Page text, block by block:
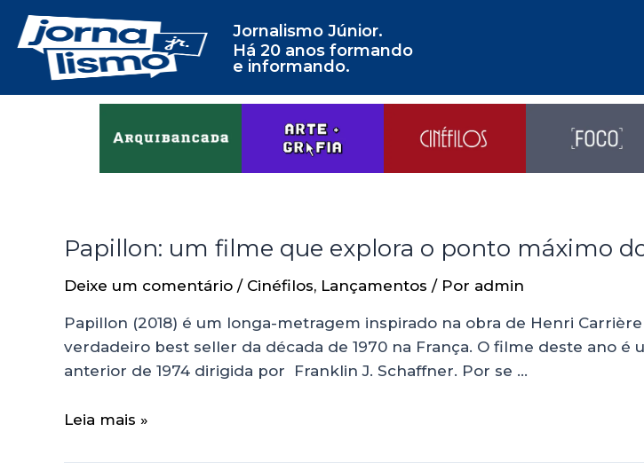
Jornalismo Júnior.
Há 20 anos formando
e informando.
Papillon: um filme que explora o ponto máximo
Deixe um comentário / Cinéfilos, Lançamentos / Por admin
Papillon (2018) é um longa-metragem inspirado na obra de Henri
verdadeiro best seller da década de 1970 na França. O filme deste ano
anterior de 1974 dirigida por Franklin J. Schaffner. Por se …
Leia mais »